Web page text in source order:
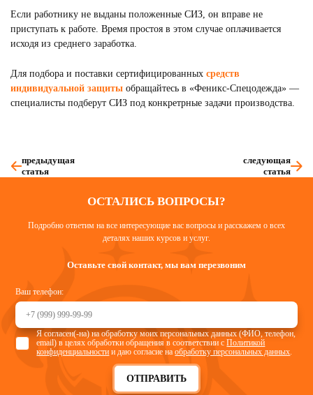
Если работнику не выданы положенные СИЗ, он вправе не
приступать к работе. Время простоя в этом случае оплачивается
исходя из среднего заработка.
Для подбора и поставки сертифицированных средств
индивидуальной защиты обращайтесь в «Феникс-Спецодежда» —
специалисты подберут СИЗ под конкретрные задачи производства.
предыдущая
статья
следующая
статья
ОСТАЛИСЬ ВОПРОСЫ?
Подробно ответим на все интересующие вас вопросы и расскажем о всех
деталях наших курсов и услуг.
Оставьте свой контакт, мы вам перезвоним
Ваш телефон:
ОТПРАВИТЬ
Я согласен(-на) на обработку моих персональных данных (ФИО, телефон,
email) в целях обработки обращения в соответствии сПолитикой
конфиденциальности и даю согласие наобработку персональных данных.